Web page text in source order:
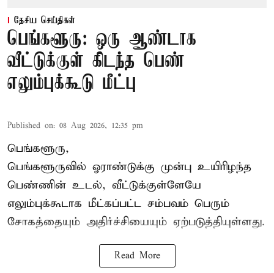
தேசிய செய்திகள்
பெங்களூரு: ஒரு ஆண்டாக
வீட்டுக்குள் கிடந்த பெண்
எலும்புக்கூடு மீட்பு
Published on: 08 Aug 2026, 12:35 pm
பெங்களூரு,
பெங்களூருவில் ஓராண்டுக்கு முன்பு உயிரிழந்த
பெண்ணின் உடல், வீட்டுக்குள்ளேயே
எலும்புக்கூடாக மீட்கப்பட்ட சம்பவம் பெரும்
சோகத்தையும் அதிர்ச்சியையும் ஏற்படுத்தியுள்ளது.
Read More